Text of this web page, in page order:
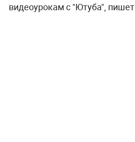
видеоурокам с "Ютуба", пишет